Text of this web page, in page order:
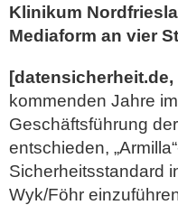
Klinikum
Mediaform an vier
[datensicherheit.de,
kommenden Jahre
Geschäftsführung
entschieden,
Sicherheitsstandard
Wyk/Föhr